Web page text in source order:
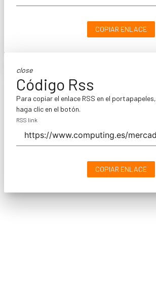
COPIAR ENLACE
close
Código Rss
Para copiar el enlace RSS en el portapapeles,
haga clic en el botón.
RSS link
COPIAR ENLACE